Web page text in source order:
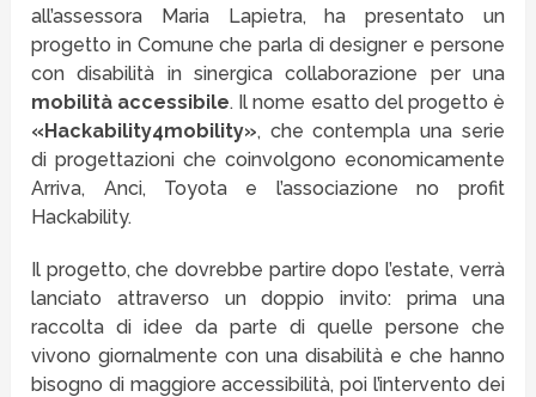
all’assessora Maria Lapietra, ha presentato un
progetto in Comune che parla di designer e persone
con disabilità in sinergica collaborazione per una
mobilità accessibile. Il nome esatto del progetto è
«Hackability4mobility», che contempla una serie
di progettazioni che coinvolgono economicamente
Arriva, Anci, Toyota e l’associazione no profit
Hackability.
Il progetto, che dovrebbe partire dopo l’estate, verrà
lanciato attraverso un doppio invito: prima una
raccolta di idee da parte di quelle persone che
vivono giornalmente con una disabilità e che hanno
bisogno di maggiore accessibilità, poi l’intervento dei